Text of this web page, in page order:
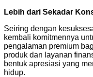
Lebih dari Sekadar
Seiring dengan
kembali komitmennya
pengalaman premium
produk dan layanan
bentuk apresiasi yang
hidup.